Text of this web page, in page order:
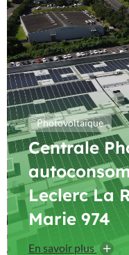
Photovoltaïque
Centrale
Leclerc La
Marie 974
En savoir plus